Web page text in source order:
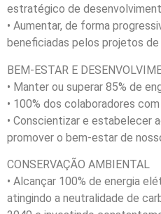
estratégico de
• Aumentar, de forma
beneficiadas pelos projetos
BEM-ESTAR E
• Manter ou superar 85% de
• 100% dos colaboradores
• Conscientizar e estabelecer
promover o bem-estar de
CONSERVAÇÃO AMBIENTAL
• Alcançar 100% de energia
atingindo a neutralidade de